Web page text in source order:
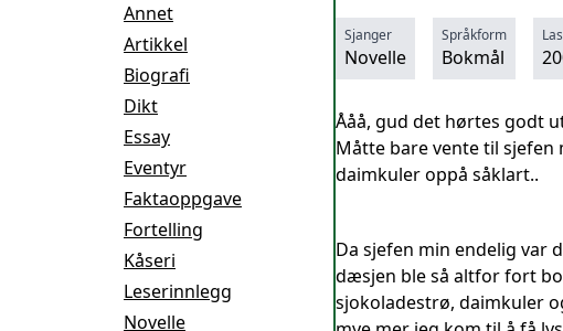
Annet
Artikkel
Biografi
Dikt
Essay
Eventyr
Faktaoppgave
Fortelling
Kåseri
Leserinnlegg
Novelle
Sjanger
Novelle
Språkform
Bokmål
Ååå, gud det hørtes godt
Måtte bare vente til sjefen
daimkuler oppå såklart..
Da sjefen min endelig
dæsjen ble så altfor fort
sjokoladestrø, daimkuler